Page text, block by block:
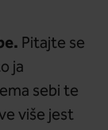
Pitajte se
ja
sebi te
više jest